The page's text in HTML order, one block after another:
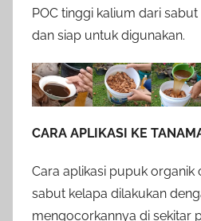
POC tinggi kalium dari
dan siap untuk digunakan.
CARA APLIKASI KE
Cara aplikasi pupuk organik
sabut kelapa dilakukan
mengocorkannya di sekitar